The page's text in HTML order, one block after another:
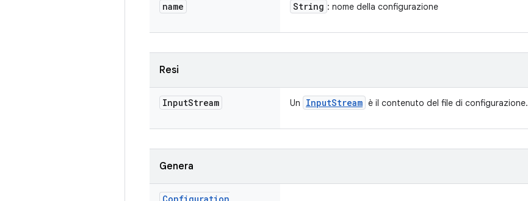
name String : nome della configurazione
Resi
InputStream Un InputStream è il contenuto del file di configurazione.
Genera